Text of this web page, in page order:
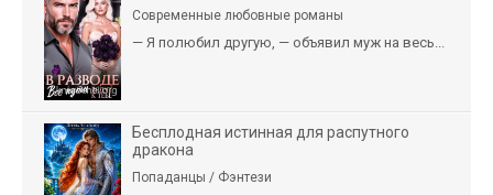
Современные любовные романы
— Я полюбил другую, — объявил муж на весь...
Бесплодная истинная для распутного
дракона
Попаданцы / Фэнтези